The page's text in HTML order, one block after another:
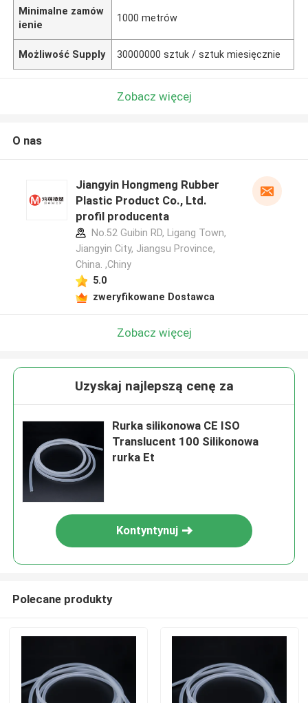
Minimalne zamów
ienie
1000 metrów
Możliwość Supply 30000000 sztuk / sztuk miesięcznie
Zobacz więcej
O nas
Jiangyin Hongmeng Rubber
Plastic Product Co., Ltd.
profil producenta
No.52 Guibin RD, Ligang Town,
Jiangyin City, Jiangsu Province,
China. ,Chiny
5.0
zweryfikowane Dostawca
Zobacz więcej
Uzyskaj najlepszą cenę za
Rurka silikonowa CE ISO
Translucent 100 Silikonowa
rurka Et
Kontyntynuj
Polecane produkty